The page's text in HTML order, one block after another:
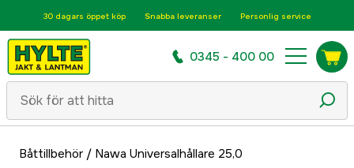
30 dagars öppet köp Snabba leveranser Personlig service
0345 - 400 00
Båttillbehör/ Nawa Universalhållare 25,0